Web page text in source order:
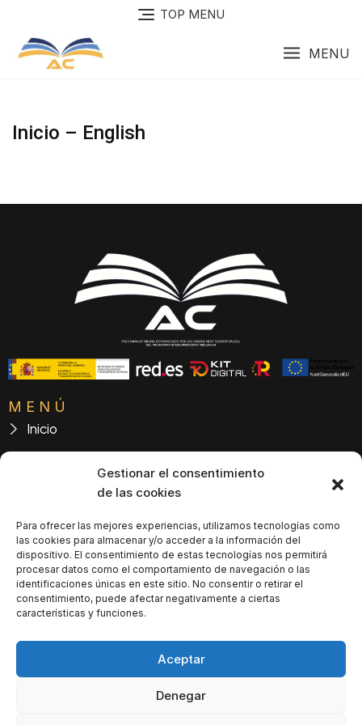
Gestionar el consentimiento
de las cookies
Para ofrecer las mejores experiencias, utilizamos tecnologías como
las cookies para almacenar y/o acceder a la información del
dispositivo. El consentimiento de estas tecnologías nos permitirá
procesar datos como el comportamiento de navegación o las
identificaciones únicas en este sitio. No consentir o retirar el
consentimiento, puede afectar negativamente a ciertas
características y funciones.
Aceptar
Denegar
TOP MENU
MENU
Inicio – English
MENÚ
Inicio
Contacto
DATOS DE CONTACTO
C/ Beneficencia, 1, 1º pta 2 - 46701 Gandía (Valencia)